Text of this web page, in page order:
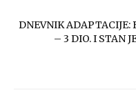
DNEVNIK ADAPTACIJE:
– 3 DIO. I STAN